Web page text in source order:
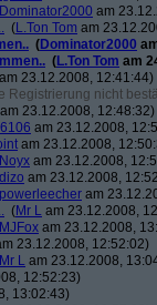
Dominator2000 am
(L.Ton Tom am
(Dominator2000
(L.Ton Tom am
am 23.12.2008, 12:41:44)
Registrierung nicht
am 23.12.2008, 12:48:32)
am 23.12.2008,
am 23.12.2008,
Noyx am 23.12.2008,
dizo am 23.12.2008,
powerleecher am
(Mr L am 23.12.2008,
MJFox am 23.12.2008,
23.12.2008, 12:52:02)
Mr L am 23.12.2008,
12:52:23)
13:02:43)